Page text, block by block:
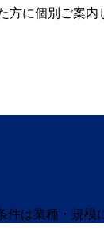
に個別ご案内
は業種・規模